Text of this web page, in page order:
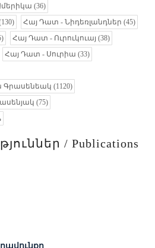
(36)
Հայ Դատ - Նիդեռլանդներ (45)
Հայ Դատ - Ուրուկուայ (38)
Հայ Դատ - Սուրիա (33)
Գրասենեակ (1120)
(75)
/ Publications